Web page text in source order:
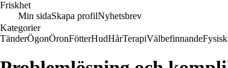
Friskhet
Min sidaSkapa profilNyhetsbrev
Kategorier
TänderÖgonÖronFötterHudHårTerapiVälbefinnandeFysisk